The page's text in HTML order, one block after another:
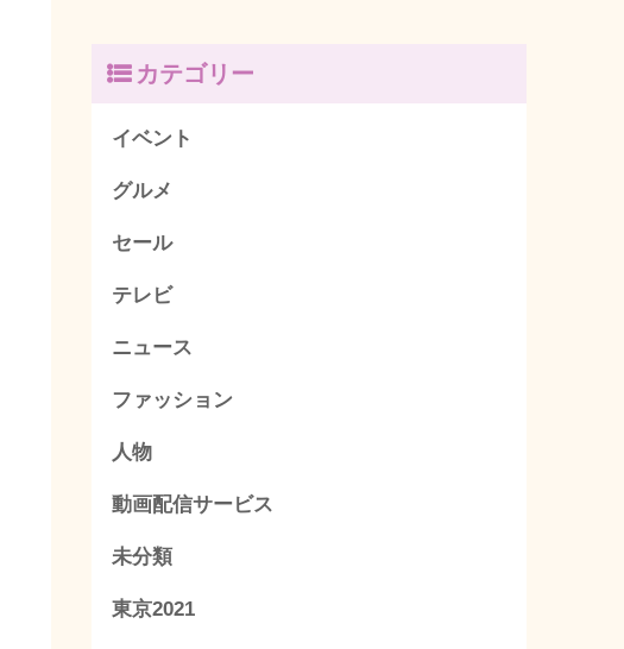
カテゴリー
イベント
グルメ
セール
テレビ
ニュース
ファッション
人物
動画配信サービス
未分類
東京2021